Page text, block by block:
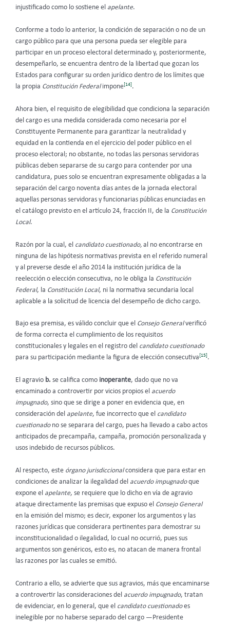
injustificado como lo sostiene el apelante.
Conforme a todo lo anterior, la condición de separación o no de un
cargo público para que una persona pueda ser elegible para
participar en un proceso electoral determinado y, posteriormente,
desempeñarlo, se encuentra dentro de la libertad que gozan los
Estados para configurar su orden jurídico dentro de los límites que
la propia Constitución Federalimpone[14].
Ahora bien, el requisito de elegibilidad que condiciona la separación
del cargo es una medida considerada como necesaria por el
Constituyente Permanente para garantizar la neutralidad y
equidad en la contienda en el ejercicio del poder público en el
proceso electoral; no obstante, no todas las personas servidoras
públicas deben separarse de su cargo para contender por una
candidatura, pues solo se encuentran expresamente obligadas a la
separación del cargo noventa días antes de la jornada electoral
aquellas personas servidoras y funcionarias públicas enunciadas en
el catálogo previsto en el artículo 24, fracción II, de la Constitución
Local.
Razón por la cual, el candidato cuestionado, al no encontrarse en
ninguna de las hipótesis normativas prevista en el referido numeral
y al preverse desde el año 2014 la institución jurídica de la
reelección o elección consecutiva, no le obliga la Constitución
Federal, la Constitución Local, ni la normativa secundaria local
aplicable a la solicitud de licencia del desempeño de dicho cargo.
Bajo esa premisa, es válido concluir que el Consejo Generalverificó
de forma correcta el cumplimiento de los requisitos
constitucionales y legales en el registro del candidato cuestionado
para su participación mediante la figura de elección consecutiva [15] .
El agravio b. se califica como inoperante, dado que no va
encaminado a controvertir por vicios propios el acuerdo
impugnado, sino que se dirige a poner en evidencia que, en
consideración del apelante, fue incorrecto que el candidato
cuestionadono se separara del cargo, pues ha llevado a cabo actos
anticipados de precampaña, campaña, promoción personalizada y
usos indebido de recursos públicos.
Al respecto, este órgano jurisdiccionalconsidera que para estar en
condiciones de analizar la ilegalidad del acuerdo impugnadoque
expone el apelante, se requiere que lo dicho en vía de agravio
ataque directamente las premisas que expuso el Consejo General
en la emisión del mismo; es decir, exponer los argumentos y las
razones jurídicas que considerara pertinentes para demostrar su
inconstitucionalidad o ilegalidad, lo cual no ocurrió, pues sus
argumentos son genéricos, esto es, no atacan de manera frontal
las razones por las cuales se emitió.
Contrario a ello, se advierte que sus agravios, más que encaminarse
a controvertir las consideraciones del acuerdo impugnado, tratan
de evidenciar, en lo general, que el candidato cuestionadoes
inelegible por no haberse separado del cargo —Presidente